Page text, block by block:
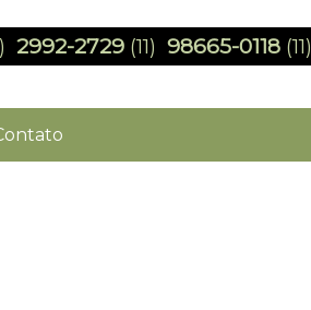
2992-2729 (11) 98665-0118 (11)